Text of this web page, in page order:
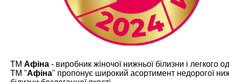
ТМ Афіна - виробник жіночої нижньої білизни і легкого
ТМ "Афіна" пропонує широкий асортимент недорогої